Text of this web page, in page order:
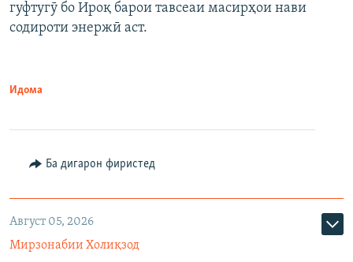
гуфтугӯ бо Ироқ барои тавсеаи масирҳои нави
содироти энержӣ аст.
Идома
Ба дигарон фиристед
Август 05, 2026
Мирзонабии Холиқзод